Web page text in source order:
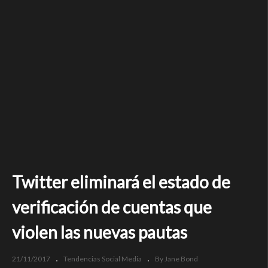
Twitter eliminará el estado de
verificación de cuentas que
violen las nuevas pautas
21/11/2017 Tendencias Social Media
By Jane Bond